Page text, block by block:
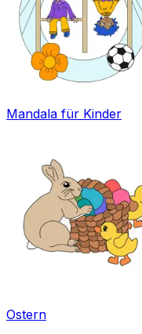
Mandala für Kinder
Ostern